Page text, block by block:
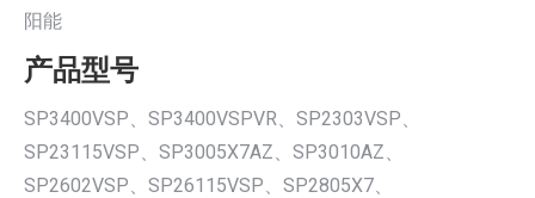
阳能
产品型号
SP3400VSP、SP3400VSPVR、SP2303VSP、
SP23115VSP、SP3005X7AZ、SP3010AZ、
SP2602VSP、SP26115VSP、SP2805X7、